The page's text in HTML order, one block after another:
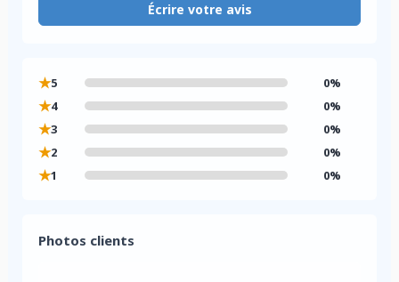
Écrire votre avis
★5 0%
★4 0%
★3 0%
★2 0%
★1 0%
Photos clients